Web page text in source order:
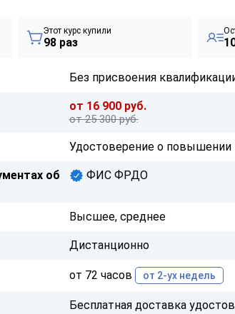
Этот курс купили
98 раз
Без присвоения
от 16 900 руб.
от 25 300 руб.
Удостоверение о повышении
об
ФИС ФРДО
Высшее, среднее
Дистанционно
от 72 часов от 2-ух недель
Бесплатная доставка